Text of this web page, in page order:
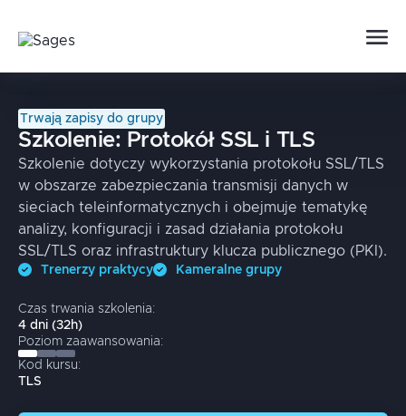
Trwają zapisy do grupy
Szkolenie: Protokół SSL i TLS
Szkolenie dotyczy wykorzystania protokołu SSL/TLS
w obszarze zabezpieczania transmisji danych w
sieciach teleinformatycznych i obejmuje tematykę
analizy, konfiguracji i zasad działania protokołu
SSL/TLS oraz infrastruktury klucza publicznego (PKI).
Trenerzy praktycy Kameralne grupy
Czas trwania szkolenia:
4 dni (32h)
Poziom zaawansowania:
Kod kursu:
TLS